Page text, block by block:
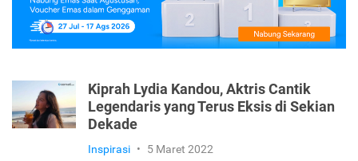
Kiprah Lydia Kandou, Aktris Cantik
Legendaris yang Terus Eksis di Sekian
Dekade
Inspirasi • 5 Maret 2022